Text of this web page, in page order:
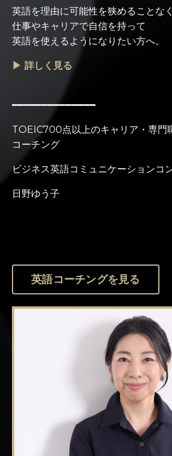
英語を理由に可能性を狭めることなく
仕事やキャリアで自信を持って
英語を使えるようになりたい方へ。
▶ 詳しく見る
━━━━━━━━━━━━━━
TOEIC700点以上のキャリア・専門
コーチング
ビジネス英語コミュニケーションコ
日野ゆう子
英語コーチングを見る